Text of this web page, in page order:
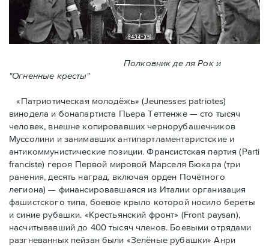
Полковник де ля Рок и
"Огненные кресты"
«Патриотическая молодёжь» (Jeunesses patriotes)
винодела и бонапартиста Пьера Тeттенже — cто тысяч
человек, внешне копировавших чернорубашечников
Муссолини и занимавших антипартламентаристские и
антикоммунистические позиции. Франсистская партия (Parti
franciste) героя Первой мировой Марселя Бюкара (три
ранения, десять наград, включая орден Почётного
легиона) — финансировавшаяся из Италии организация
фашистского типа, боевое крыло которой носило береты
и синие рубашки. «Крестьянский фронт» (Front paysan),
насчитывавший до 400 тысяч членов. Боевыми отрядами
разгневанных пейзан были «Зелёные рубашки» Анри